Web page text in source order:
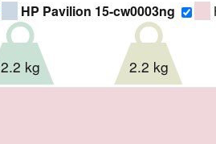
HP Pavilion 15-cw0003ng
2.2 kg 2.2 kg